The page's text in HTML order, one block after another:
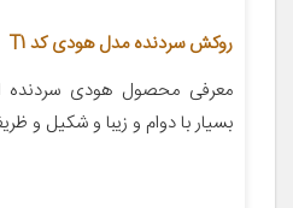
روکش سردنده مدل هودی کد T1
معرفی محصول هودی سردنده
بسیار با دوام و زیبا و شکیل و